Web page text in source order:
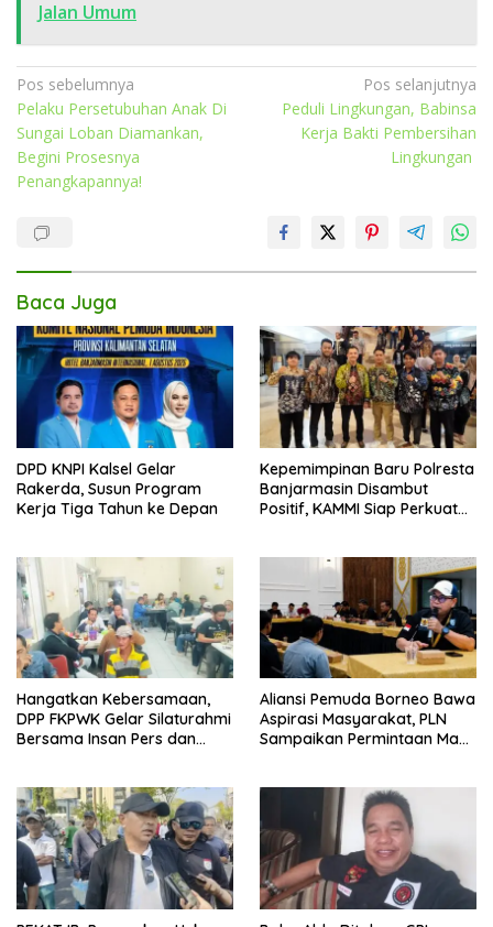
Jalan Umum
Navigasi
pos
Pos sebelumnya
Pelaku Persetubuhan Anak Di
Sungai Loban Diamankan,
Begini Prosesnya
Penangkapannya!
Pos selanjutnya
Peduli Lingkungan, Babinsa
Kerja Bakti Pembersihan
Lingkungan
Baca Juga
DPD KNPI Kalsel Gelar
Rakerda, Susun Program
Kerja Tiga Tahun ke Depan
Kepemimpinan Baru Polresta
Banjarmasin Disambut
Positif, KAMMI Siap Perkuat
Hangatkan Kebersamaan,
DPP FKPWK Gelar Silaturahmi
Bersama Insan Pers dan
Aliansi Pemuda Borneo Bawa
Aspirasi Masyarakat, PLN
Sampaikan Permintaan Maaf